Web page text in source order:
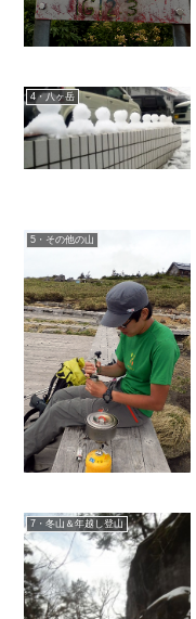
4・八ヶ岳
5・その他の山
7・冬山＆年越し登山